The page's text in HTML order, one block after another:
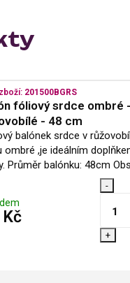
201500BGRS
fóliový srdce ombré -
- 48 cm
balónek srdce v
ombré ,je ideálním
Průměr balónku: 48cm
Vybraný balónek Vám rádi
na naší prodejně, nebo si…
s DPH
-
+